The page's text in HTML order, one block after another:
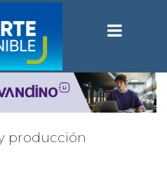
producción